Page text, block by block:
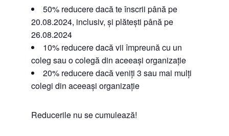
50% reducere dacă te înscrii până pe
20.08.2024, inclusiv, și plătești până pe
26.08.2024
10% reducere dacă vii împreună cu un
coleg sau o colegă din aceeași organizație
20% reducere dacă veniți 3 sau mai mulți
colegi din aceeași organizație
Reducerile nu se cumulează!